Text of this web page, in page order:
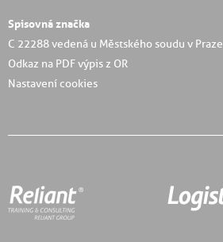
Spisovná značka
C 22288 vedená u Městského soudu v Praze
Odkaz na PDF výpis z OR
Nastavení cookies